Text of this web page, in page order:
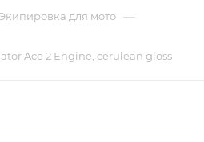
Экипировка для мото —
Ace 2 Engine, cerulean gloss